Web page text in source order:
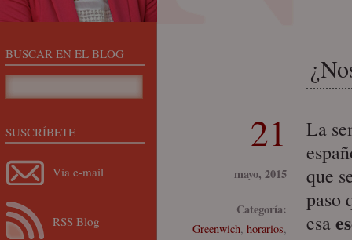
21
mayo, 2015
Categoría:
Greenwich, horarios,
La
que
paso
esa
BUSCAR EN EL BLOG
SUSCRÍBETE
Vía e-mail
RSS Blog